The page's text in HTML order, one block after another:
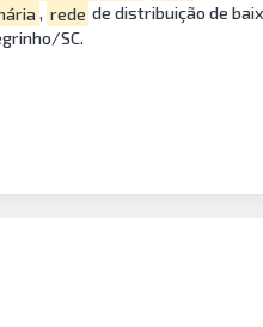
, rede de distribuição de
SC.